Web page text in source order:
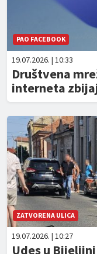
PAO FACEBOOK
19.07.2026. | 10:33
Društvena
interneta
ZATVORENA ULICA
19.07.2026. | 10:27
Udes u Bijeljini